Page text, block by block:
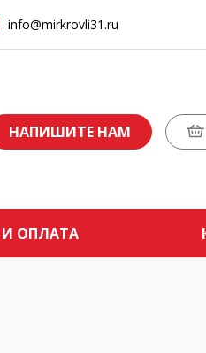
info@mirkrovli31.ru
НАПИШИТЕ НАМ
ОПЛАТА